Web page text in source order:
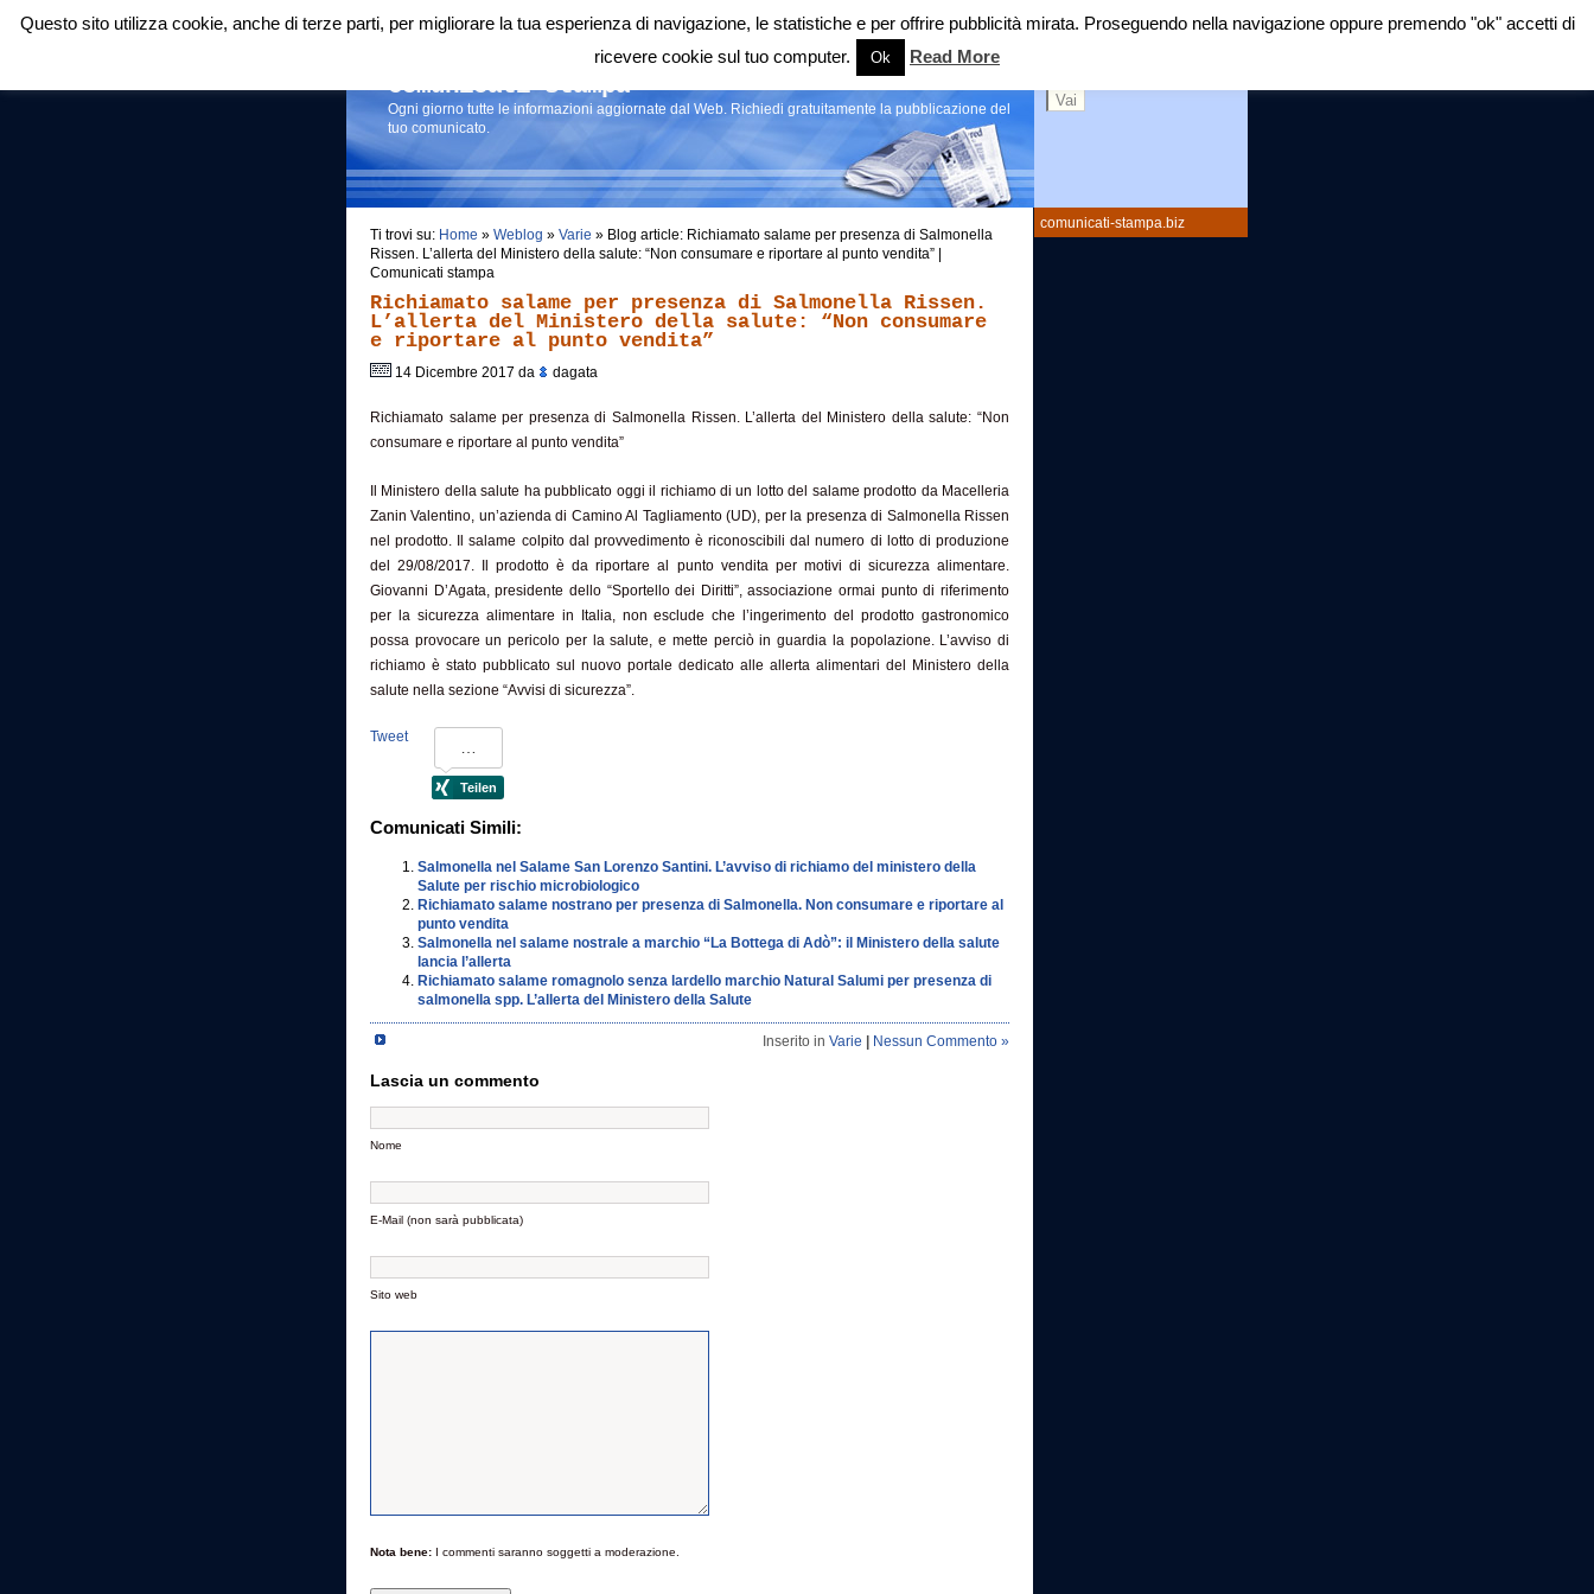
comunicati-stampa.biz
Login |RSS |
Comunicati stampa
Ogni giorno tutte le informazioni aggiornate dal Web. Richiedi gratuitamente la pubblicazione del
tuo comunicato.
Ti trovi su: Home » Weblog » Varie » Blog article: Richiamato salame per presenza di Salmonella
Rissen. L’allerta del Ministero della salute: “Non consumare e riportare al punto vendita” |
Comunicati stampa
Richiamato salame per presenza di Salmonella Rissen.
L’allerta del Ministero della salute: “Non consumare
e riportare al punto vendita”
14 Dicembre 2017 da dagata
Richiamato salame per presenza di Salmonella Rissen. L’allerta del Ministero della salute: “Non
consumare e riportare al punto vendita”
Il Ministero della salute ha pubblicato oggi il richiamo di un lotto del salame prodotto da Macelleria
Zanin Valentino, un’azienda di Camino Al Tagliamento (UD), per la presenza di Salmonella Rissen
nel prodotto. Il salame colpito dal provvedimento è riconoscibili dal numero di lotto di produzione
del 29/08/2017. Il prodotto è da riportare al punto vendita per motivi di sicurezza alimentare.
Giovanni D’Agata, presidente dello “Sportello dei Diritti”, associazione ormai punto di riferimento
per la sicurezza alimentare in Italia, non esclude che l’ingerimento del prodotto gastronomico
possa provocare un pericolo per la salute, e mette perciò in guardia la popolazione. L’avviso di
richiamo è stato pubblicato sul nuovo portale dedicato alle allerta alimentari del Ministero della
salute nella sezione “Avvisi di sicurezza”.
Tweet
Comunicati Simili:
Salmonella nel Salame San Lorenzo Santini. L’avviso di richiamo del ministero della
Salute per rischio microbiologico
Richiamato salame nostrano per presenza di Salmonella. Non consumare e riportare al
punto vendita
Salmonella nel salame nostrale a marchio “La Bottega di Adò”: il Ministero della salute
lancia l’allerta
Richiamato salame romagnolo senza lardello marchio Natural Salumi per presenza di
salmonella spp. L’allerta del Ministero della Salute
Inserito in Varie Nessun Commento »
Lascia un commento
Nome
E-Mail (non sarà pubblicata)
Sito web
Nota bene: I commenti saranno soggetti a moderazione.
Questo sito utilizza cookie, anche di terze parti, per migliorare la tua esperienza di navigazione, le statistiche e per offrire pubblicità mirata. Proseguendo nella navigazione oppure premendo "ok" accetti di
ricevere cookie sul tuo computer.
Ok Read More